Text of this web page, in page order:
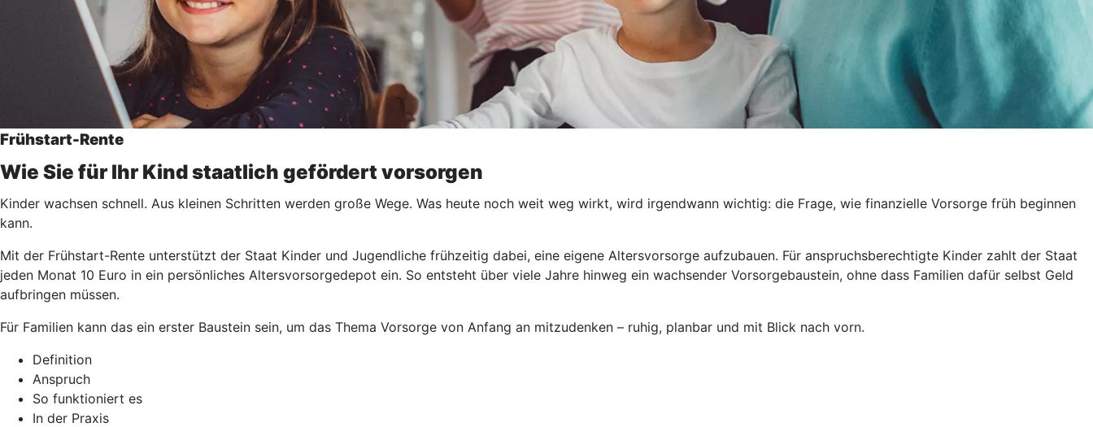
Frühstart-Rente
Wie Sie für Ihr Kind staatlich gefördert vorsorgen
Kinder wachsen schnell. Aus kleinen Schritten werden große Wege. Was heute noch weit weg wirkt, wird irgendwann wichtig: die Frage, wie finanzielle Vorsorge früh beginnen
kann.
Mit der Frühstart-Rente unterstützt der Staat Kinder und Jugendliche frühzeitig dabei, eine eigene Altersvorsorge aufzubauen. Für anspruchsberechtigte Kinder zahlt der Staat
jeden Monat 10 Euro in ein persönliches Altersvorsorgedepot ein. So entsteht über viele Jahre hinweg ein wachsender Vorsorgebaustein, ohne dass Familien dafür selbst Geld
aufbringen müssen.
Für Familien kann das ein erster Baustein sein, um das Thema Vorsorge von Anfang an mitzudenken – ruhig, planbar und mit Blick nach vorn.
Definition
Anspruch
So funktioniert es
In der Praxis